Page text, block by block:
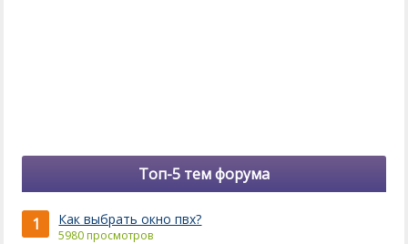
Топ-5 тем форума
1 Как выбрать окно пвх?
5980 просмотров